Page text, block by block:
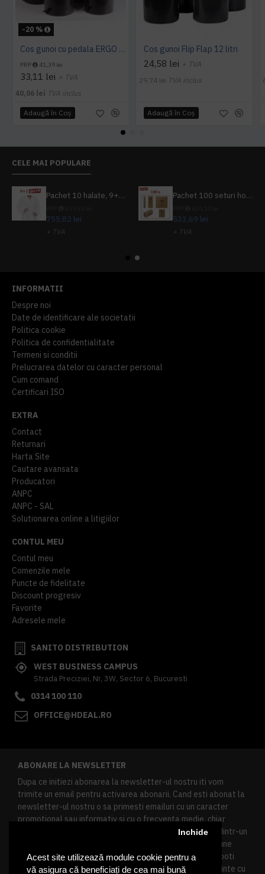
Acest site utilizează module cookie pentru a
vă asigura că beneficiați de cea mai bună
Inchide
-20 %
Cos gunoi cu pedala ERGO - 10 litri
PRP 41,39 lei
33,11 lei + TVA
40,06 lei TVA inclus
Adaugă în Coş
Cos gunoi Flip Flap 12 litri
24,58 lei + TVA
29,74 lei TVA inclus
Adaugă în Coş
CELE MAI POPULARE
Pachet 10 halate, 9+1 gratuit
755,82 lei
+ TVA
Pachet 100 seturi hoteliere, set dentar, set barbierit, casca de dus, pila unghii, set cusut
533,69 lei
+ TVA
INFORMATII
Despre noi
Date de identificare ale societatii
Politica cookie
Politica de confidentialitate
Termeni si conditii
Prelucrarea datelor cu caracter personal
Cum comand
Certificari ISO
EXTRA
Contact
Returnari
Harta Site
Cautare avansata
Producatori
ANPC
ANPC - SAL
Solutionarea online a litigiilor
CONTUL MEU
Contul meu
Comenzile mele
Puncte de fidelitate
Discount progresiv
Favorite
Adresele mele
SANITO DISTRIBUTION
WEST BUSINESS CAMPUS
Strada Preciziei, Nr, 3W, Sector 6, Bucuresti
0314 100 110
OFFICE@HDEAL.RO
ABONARE LA NEWSLETTER
Dupa ce initiezi abonarea la newsletter-ul nostru iti vom
trimite un email pentru activarea abonarii. Cand esti abonat la
newsletter-ul nostru o sa primesti emailuri cu un caracter
promotional sau informativ si cu o frecventa medie, chiar
redusa. Daca doresti sa te dezabonezi poti urma linkul dintr-un
newsletter primit, daca esti client inregistrat ai o sectiune
speciala in contul tau in acest scop, si de asemenea ne poti
contacta oricand pe email pentru orice intrebari sau cerinte cu